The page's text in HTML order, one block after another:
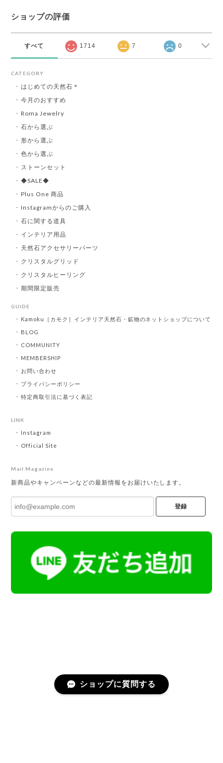
ショップの評価
すべて 1714 7 0
CATEGORY
はじめての天然石＊
今月のおすすめ
Roma Jewelry
石から選ぶ
形から選ぶ
色から選ぶ
ストーンセット
◆SALE◆
Plus One 商品
Instagramからのご購入
石に関する道具
インテリア用品
天然石アクセサリーパーツ
クリスタルグリッド
クリスタルヒーリング
期間限定販売
GUIDE
Kamoku［カモク］インテリア天然石・鉱物のネットショップについて
BLOG
COMMUNITY
MEMBERSHIP
お問い合わせ
プライバシーポリシー
特定商取引法に基づく表記
LINK
Instagram
Official Site
Mail Magazine
新商品やキャンペーンなどの最新情報をお届けいたします。
登録
ショップに質問する